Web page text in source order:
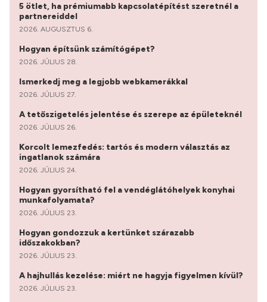
5 ötlet, ha prémiumabb kapcsolatépítést szeretnél a
partnereiddel
2026. AUGUSZTUS 6.
Hogyan építsünk számítógépet?
2026. JÚLIUS 28.
Ismerkedj meg a legjobb webkamerákkal
2026. JÚLIUS 27.
A tetőszigetelés jelentése és szerepe az épületeknél
2026. JÚLIUS 26.
Korcolt lemezfedés: tartós és modern választás az
ingatlanok számára
2026. JÚLIUS 24.
Hogyan gyorsítható fel a vendéglátóhelyek konyhai
munkafolyamata?
2026. JÚLIUS 23.
Hogyan gondozzuk a kertünket szárazabb
időszakokban?
2026. JÚLIUS 23.
A hajhullás kezelése: miért ne hagyja figyelmen kívül?
2026. JÚLIUS 23.